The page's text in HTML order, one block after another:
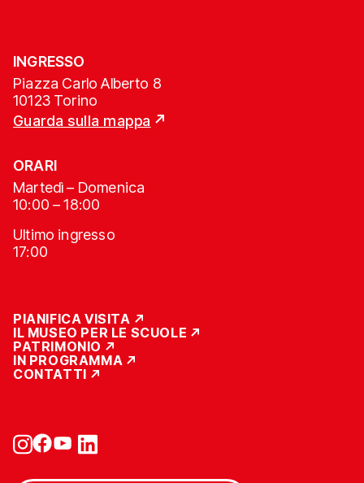
INGRESSO
Piazza Carlo Alberto 8
10123 Torino
Guarda sulla mappa
ORARI
Martedì – Domenica
10:00 – 18:00
Ultimo ingresso
17:00
PIANIFICA VISITA
IL MUSEO PER LE SCUOLE
PATRIMONIO
IN PROGRAMMA
CONTATTI